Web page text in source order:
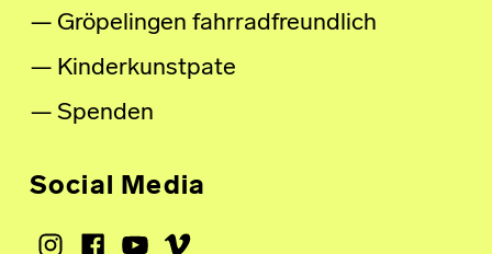
Gröpelingen fahrradfreundlich
Kinderkunstpate
Spenden
Social Media
Instagram
Facebook
Youtube
Vimeo